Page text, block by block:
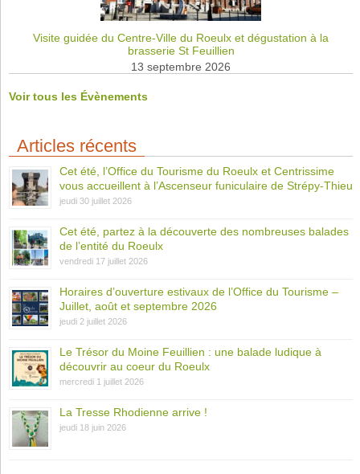
Visite guidée du Centre-Ville du Roeulx et dégustation à la
brasserie St Feuillien
13 septembre 2026
Voir tous les Évènements
Articles récents
Cet été, l’Office du Tourisme du Roeulx et Centrissime
vous accueillent à l’Ascenseur funiculaire de Strépy-Thieu
jeudi 30 juillet 2026
Cet été, partez à la découverte des nombreuses balades
de l’entité du Roeulx
vendredi 17 juillet 2026
Horaires d’ouverture estivaux de l’Office du Tourisme –
Juillet, août et septembre 2026
jeudi 2 juillet 2026
Le Trésor du Moine Feuillien : une balade ludique à
découvrir au coeur du Roeulx
mercredi 1 juillet 2026
La Tresse Rhodienne arrive !
jeudi 18 juin 2026